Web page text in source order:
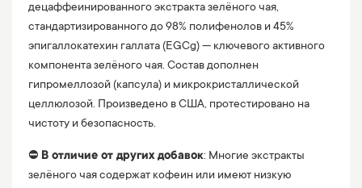
децаффеинированного экстракта зелёного чая,
стандартизированного до 98% полифенолов и 45%
эпигаллокатехин галлата (EGCg) — ключевого активного
компонента зелёного чая. Состав дополнен
гипромеллозой (капсула) и микрокристаллической
целлюлозой. Произведено в США, протестировано на
чистоту и безопасность.
⛔️ В отличие от других добавок: Многие экстракты
зелёного чая содержат кофеин или имеют низкую